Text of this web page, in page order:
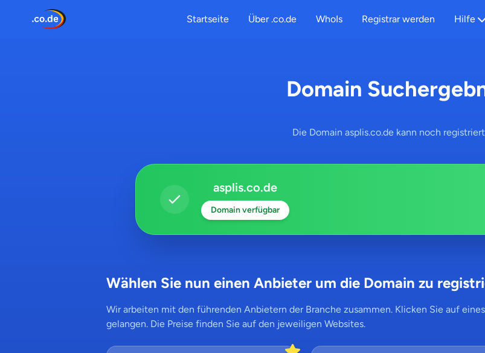
Startseite Über .co.de WhoIs Registrar werden Hilfe
Domain
Die Domain asplis.co.de kann noch
asplis.co.de
Domain verfügbar
Wählen Sie nun einen Anbieter um die Domain zu
Wir arbeiten mit den führenden Anbietern der Branche zusammen. Klicken Sie auf
gelangen. Die Preise finden Sie auf den jeweiligen Websites.